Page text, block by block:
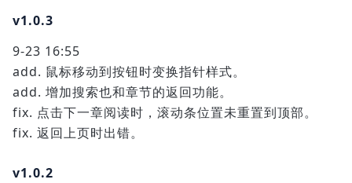
v1.0.3
9-23 16:55
add. 鼠标移动到按钮时变换指针样式。
add. 增加搜索也和章节的返回功能。
fix. 点击下一章阅读时，滚动条位置未重置到顶部。
fix. 返回上页时出错。
v1.0.2